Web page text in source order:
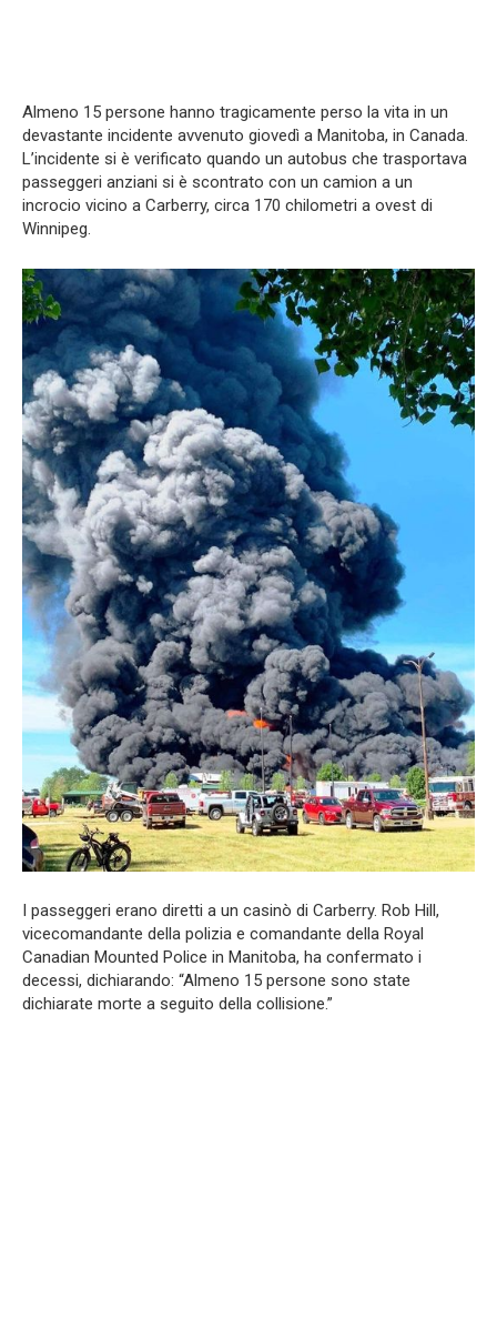
Almeno 15 persone hanno tragicamente perso la vita in un
devastante incidente avvenuto giovedì a Manitoba, in Canada.
L’incidente si è verificato quando un autobus che trasportava
passeggeri anziani si è scontrato con un camion a un
incrocio vicino a Carberry, circa 170 chilometri a ovest di
Winnipeg.
I passeggeri erano diretti a un casinò di Carberry. Rob Hill,
vicecomandante della polizia e comandante della Royal
Canadian Mounted Police in Manitoba, ha confermato i
decessi, dichiarando: “Almeno 15 persone sono state
dichiarate morte a seguito della collisione.”